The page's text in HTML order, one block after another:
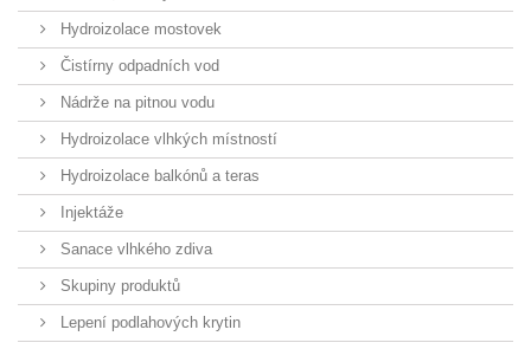
Hydroizolace mostovek
Čistírny odpadních vod
Nádrže na pitnou vodu
Hydroizolace vlhkých místností
Hydroizolace balkónů a teras
Injektáže
Sanace vlhkého zdiva
Skupiny produktů
Lepení podlahových krytin